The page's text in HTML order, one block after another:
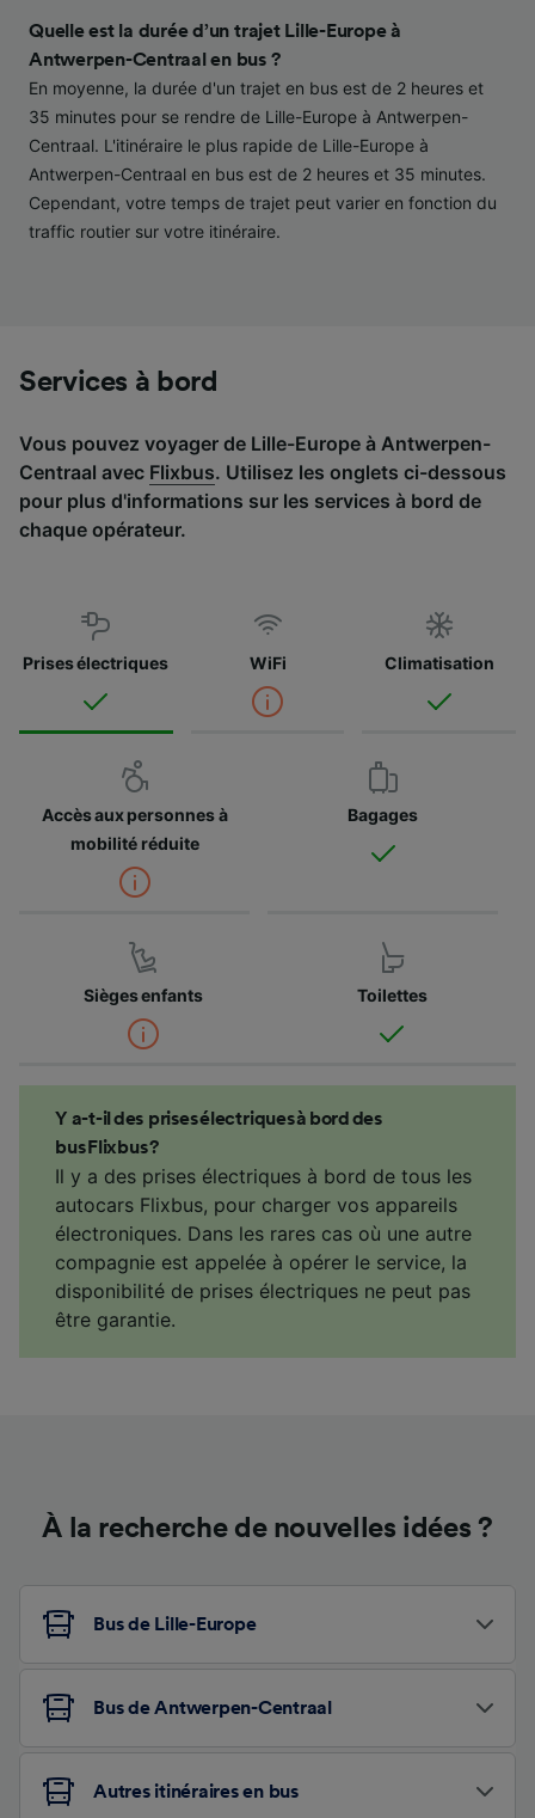
Quelle est la durée d’un trajet Lille-Europe à
Antwerpen-Centraal en bus ?
En moyenne, la durée d'un trajet en bus est de 2 heures et
35 minutes pour se rendre de Lille-Europe à Antwerpen-
Centraal. L'itinéraire le plus rapide de Lille-Europe à
Antwerpen-Centraal en bus est de 2 heures et 35 minutes.
Cependant, votre temps de trajet peut varier en fonction du
traffic routier sur votre itinéraire.
Services à bord
Vous pouvez voyager de Lille-Europe à Antwerpen-
Centraal avec Flixbus. Utilisez les onglets ci-dessous
pour plus d'informations sur les services à bord de
chaque opérateur.
Prises électriques WiFi Climatisation
Accès aux personnes à
mobilité réduite
Bagages
Sièges enfants Toilettes
Y a-t-il des prises électriques à bord des
bus Flixbus ?
Il y a des prises électriques à bord de tous les
autocars Flixbus, pour charger vos appareils
électroniques. Dans les rares cas où une autre
compagnie est appelée à opérer le service, la
disponibilité de prises électriques ne peut pas
être garantie.
À la recherche de nouvelles idées ?
Bus de Lille-Europe
Bus de Antwerpen-Centraal
Autres itinéraires en bus
performance des publicités et du contenu,
études d’audience et développement de
services.
Liste de nos partenaires (fournisseurs)